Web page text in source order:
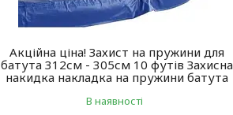
Акційна ціна! Захист на пружини для
батута 312см - 305см 10 футів Захисна
накидка накладка на пружини батута
В наявності